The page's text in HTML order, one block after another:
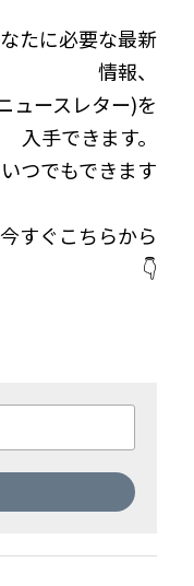
たに必要な最新
情報、
ースレター)を
入手できます。
つでもできます
すぐこちらから
👇